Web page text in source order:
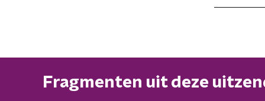
Fragmenten uit deze